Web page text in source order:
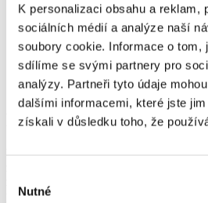
K personalizaci obsahu a reklam,
sociálních médií a analýze naší
soubory cookie. Informace o tom,
sdílíme se svými partnery pro
analýzy. Partneři tyto údaje
dalšími informacemi, které jste
získali v důsledku toho, že
souhlasu
Nutné
Protržená přehrada
zničila 33 domů a 69 jich poškodila.
plošinu a samo obslužný bar v lese. Od